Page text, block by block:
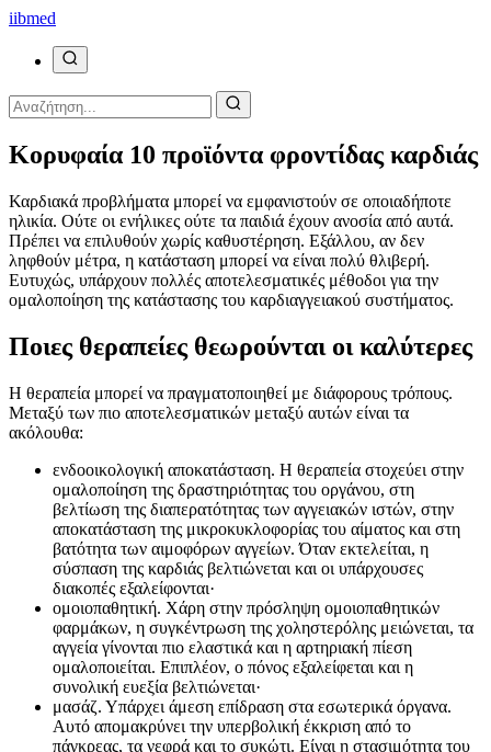
iibmed
Κορυφαία 10 προϊόντα φροντίδας καρδιάς
Καρδιακά προβλήματα μπορεί να εμφανιστούν σε οποιαδήποτε
ηλικία. Ούτε οι ενήλικες ούτε τα παιδιά έχουν ανοσία από αυτά.
Πρέπει να επιλυθούν χωρίς καθυστέρηση. Εξάλλου, αν δεν
ληφθούν μέτρα, η κατάσταση μπορεί να είναι πολύ θλιβερή.
Ευτυχώς, υπάρχουν πολλές αποτελεσματικές μέθοδοι για την
ομαλοποίηση της κατάστασης του καρδιαγγειακού συστήματος.
Ποιες θεραπείες θεωρούνται οι καλύτερες
Η θεραπεία μπορεί να πραγματοποιηθεί με διάφορους τρόπους.
Μεταξύ των πιο αποτελεσματικών μεταξύ αυτών είναι τα
ακόλουθα:
ενδοοικολογική αποκατάσταση. Η θεραπεία στοχεύει στην
ομαλοποίηση της δραστηριότητας του οργάνου, στη
βελτίωση της διαπερατότητας των αγγειακών ιστών, στην
αποκατάσταση της μικροκυκλοφορίας του αίματος και στη
βατότητα των αιμοφόρων αγγείων. Όταν εκτελείται, η
σύσπαση της καρδιάς βελτιώνεται και οι υπάρχουσες
διακοπές εξαλείφονται·
ομοιοπαθητική. Χάρη στην πρόσληψη ομοιοπαθητικών
φαρμάκων, η συγκέντρωση της χοληστερόλης μειώνεται, τα
αγγεία γίνονται πιο ελαστικά και η αρτηριακή πίεση
ομαλοποιείται. Επιπλέον, ο πόνος εξαλείφεται και η
συνολική ευεξία βελτιώνεται·
μασάζ. Υπάρχει άμεση επίδραση στα εσωτερικά όργανα.
Αυτό απομακρύνει την υπερβολική έκκριση από το
πάγκρεας, τα νεφρά και το συκώτι. Είναι η στασιμότητα του